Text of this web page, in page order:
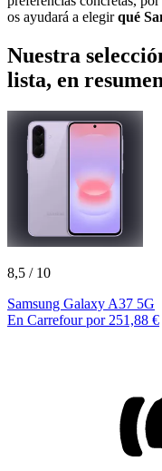
os ayudará a elegirqué
Nuestra
lista, en resumen
8,5 / 10
Samsung Galaxy A37 5G
En Carrefour por 251,88 €